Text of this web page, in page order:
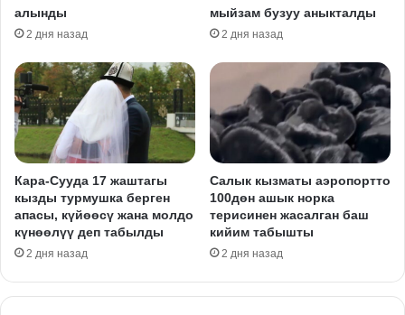
алынды
2 дня назад
мыйзам бузуу аныкталды
2 дня назад
Кара-Сууда 17 жаштагы
кызды турмушка берген
апасы, күйөөсү жана молдо
күнөөлүү деп табылды
2 дня назад
Салык кызматы аэропортто
100дөн ашык норка
терисинен жасалган баш
кийим табышты
2 дня назад